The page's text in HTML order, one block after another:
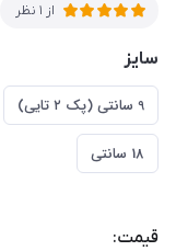
از 1 نظر
سایز
9 سانتی (پک ۲ تایی)
18 سانتی
قیمت: